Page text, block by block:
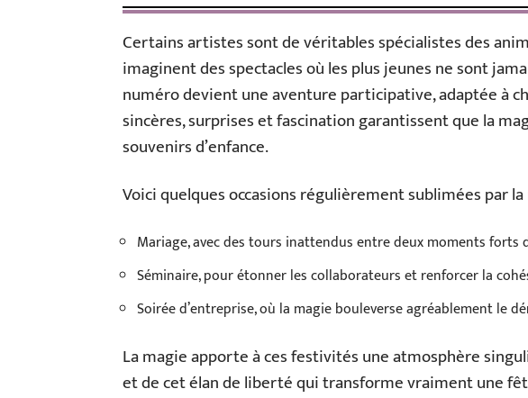
Certains artistes sont de véritables spécialistes des
imaginent des spectacles où les plus jeunes ne sont
numéro devient une aventure participative, adaptée à
sincères, surprises et fascination garantissent que la
souvenirs d’enfance.
Voici quelques occasions régulièrement sublimées par
Mariage, avec des tours inattendus entre deux moments forts
Séminaire, pour étonner les collaborateurs et renforcer la
Soirée d’entreprise, où la magie bouleverse agréablement le
La magie apporte à ces festivités une atmosphère
et de cet élan de liberté qui transforme vraiment une